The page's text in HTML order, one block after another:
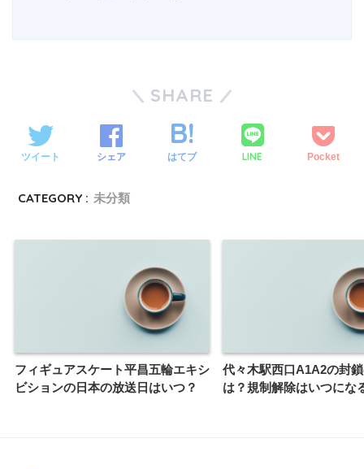
SHARE
ツイート シェア はてブ LINE Pocket
CATEGORY : 未分類
フィギュアスケート平昌五輪エキシ
ビションの日本の放送日はいつ？
代々木駅西口A1A2の封
は？規制解除はいつにな